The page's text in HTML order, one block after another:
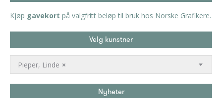
Kjøp gavekort på valgfritt beløp til bruk hos Norske Grafikere.
Velg kunstner
×
Pieper, Linde
Nyheter